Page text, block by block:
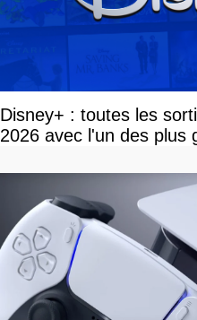
Disney+ : toutes les
2026 avec l'un des plus